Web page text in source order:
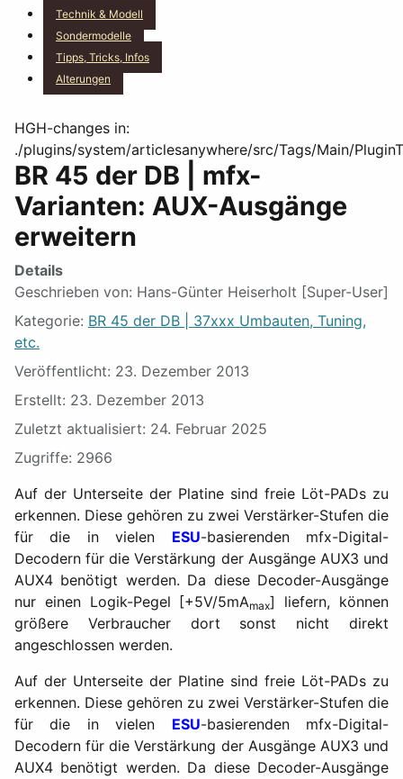
Technik & Modell
Sondermodelle
Tipps, Tricks, Infos
Alterungen
HGH-changes in:
./plugins/system/articlesanywhere/src/Tags/Main/
BR 45 der DB | mfx-
Varianten: AUX-Ausgänge
erweitern
Details
Geschrieben von: Hans-Günter Heiserholt [Super-User]
Kategorie: BR 45 der DB | 37xxx Umbauten, Tuning,
etc.
Veröffentlicht: 23. Dezember 2013
Erstellt: 23. Dezember 2013
Zuletzt aktualisiert: 24. Februar 2025
Zugriffe: 2966
Auf der Unterseite der Platine sind freie Löt-PADs zu
erkennen. Diese gehören zu zwei Verstärker-Stufen die
für die in vielen ESU-basierenden mfx-Digital-
Decodern für die Verstärkung der Ausgänge AUX3 und
AUX4 benötigt werden. Da diese Decoder-Ausgänge
nur einen Logik-Pegel [+5V/5mAmax] liefern, können
größere Verbraucher dort sonst nicht direkt
angeschlossen werden.
Auf der Unterseite der Platine sind freie Löt-PADs zu
erkennen. Diese gehören zu zwei Verstärker-Stufen die
für die in vielen ESU-basierenden mfx-Digital-
Decodern für die Verstärkung der Ausgänge AUX3 und
AUX4 benötigt werden. Da diese Decoder-Ausgänge